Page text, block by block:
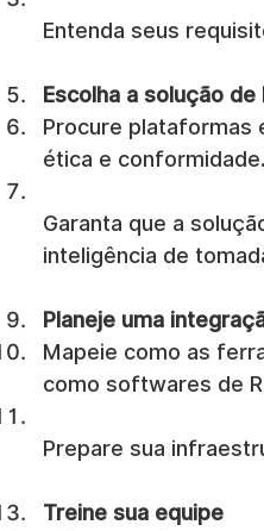
Entenda seus
Escolha a solução
Procure plataformas
ética e conformidade.
Garanta que a
inteligência de
Planeje uma
Mapeie como as
como softwares de
Prepare sua
Treine sua equipe